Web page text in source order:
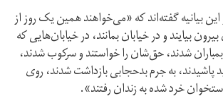
بیانیه گفته‌اند که «می‌خواهند همین یک روز از
بیایند و در خیابان بمانند، در خیابان‌هایی که
شدند، حق‌‌شان را خواستند و سرکوب شدند،
به جرم بدحجابی بازداشت شدند، روی
خرد شده به زندان رفتند».